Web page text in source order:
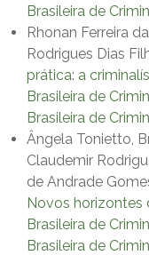
Brasileira de
Rhonan Ferreira
Rodrigues Dias
prática: a
Brasileira de
Brasileira de
Ângela Tonietto,
Claudemir
de Andrade
Novos horizontes
Brasileira de
Brasileira de